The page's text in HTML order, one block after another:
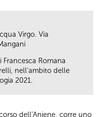
Virgo. Via
Romana
nell'ambito delle
2021.
dell’Aniene, corre uno